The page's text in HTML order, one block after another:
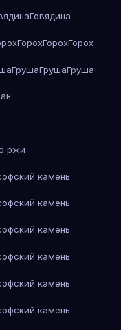
Говядина
ГорохГорохГорох
ГрушаГрушаГруша
ржи
камень
камень
камень
камень
камень
камень